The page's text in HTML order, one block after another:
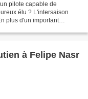
pilote capable de
élu ? L'intersaison
plus d'un important
à Felipe Nasr